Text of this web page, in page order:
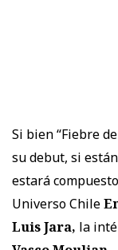
Si bien “Fiebre
su debut, si
estará
Universo Chile
Luis Jara, la